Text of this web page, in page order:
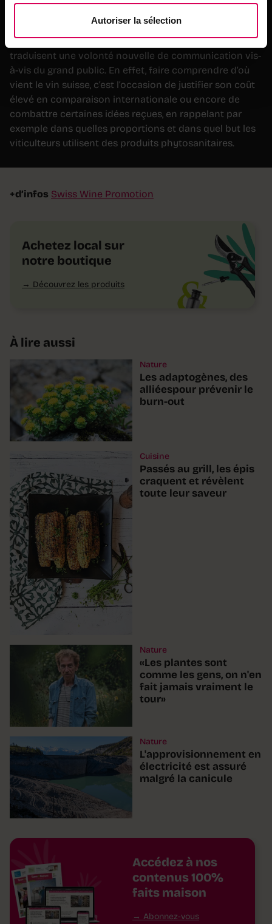
Autoriser la sélection
par la faîtière Swiss Wine Promotion. Outre leur
dimension purement touristique, ces initiatives
traduisent une volonté nouvelle de communication vis-
à-vis du grand public. En effet, faire comprendre d’où
vient le vin suisse, c’est l’occasion de justifier son coût
élevé en comparaison internationale ou encore de
combattre certaines idées reçues, en rappelant par
exemple dans quelles proportions et dans quel but les
viticulteurs utilisent des produits phytosanitaires.
+d’infos Swiss Wine Promotion
Achetez local sur
notre boutique
Découvrez les produits
À lire aussi
Nature
Les adaptogènes, des
alliéespour prévenir le
burn-out
Cuisine
Passés au grill, les épis
craquent et révèlent
toute leur saveur
Nature
«Les plantes sont
comme les gens, on n'en
fait jamais vraiment le
tour»
Nature
L'approvisionnement en
électricité est assuré
malgré la canicule
Accédez à nos
contenus 100%
faits maison
Abonnez-vous